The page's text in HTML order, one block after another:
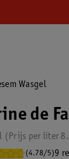
Wasgel
de
Prijs per liter
(4.78/5)9